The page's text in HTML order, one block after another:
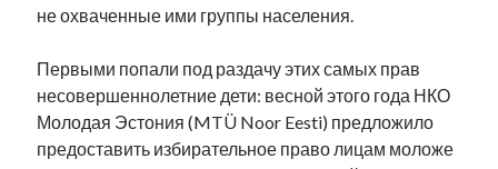
ансиппиада безработица видео война
в поисках здравого смысла выборы высказывание
евросоюз интервью история кабинетные истории
не охваченные ими группы населения.
Первыми попали под раздачу этих самых прав
несовершеннолетние дети: весной этого года НКО
Молодая Эстония (MTÜ Noor Eesti) предложило
предоставить избирательное право лицам моложе